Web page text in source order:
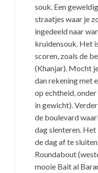
souk. Een
straatjes waar je
ingedeeld naar
kruidensouk. Het
scoren, zoals de
(Khanjar). Mocht
dan rekening met
op echtheid,
in gewicht).
de boulevard
dag slenteren.
de dag af te
Roundabout
mooie Bait al